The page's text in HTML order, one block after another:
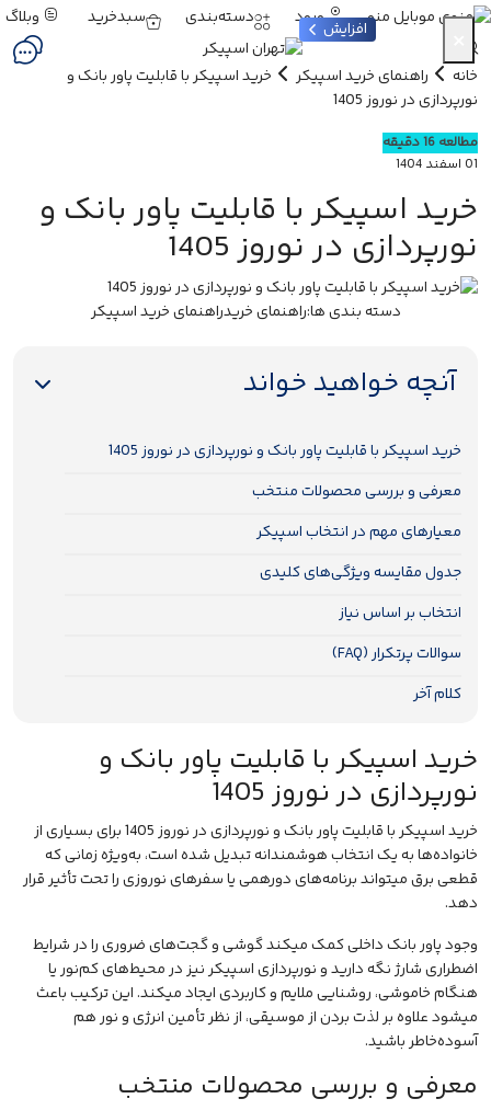
منو ورود دسته‌بندی سبدخرید وبلاگ
خانه راهنمای خرید اسپیکر
خرید اسپیکر با قابلیت پاور بانک و
نورپردازی در نوروز 1405
مطالعه 16 دقیقه
01 اسفند 1404
خرید اسپیکر با قابلیت پاور بانک و
نورپردازی در نوروز 1405
دسته بندی ها:راهنمای خریدراهنمای خرید اسپیکر
آنچه خواهید خواند
خرید اسپیکر با قابلیت پاور بانک و نورپردازی در نوروز 1405
معرفی و بررسی محصولات منتخب
معیارهای مهم در انتخاب اسپیکر
جدول مقایسه ویژگی‌های کلیدی
انتخاب بر اساس نیاز
سوالات پرتکرار (FAQ)
کلام آخر
خرید اسپیکر با قابلیت پاور بانک و
نورپردازی در نوروز 1405
خرید اسپیکربا قابلیتپاور بانکونورپردازی
در نوروز 1405 برای بسیاری از
خانواده‌ها به یک انتخاب هوشمندانه تبدیل شده است، به‌ویژه زمانی که
قطعی برق میتواند برنامه‌های دورهمی یا سفرهای نوروزی را تحت تأثیر قرار
دهد.
وجود پاور بانک داخلی کمک میکند گوشی و گجت‌های ضروری را در شرایط
اضطراری شارژ نگه دارید و نورپردازی اسپیکر نیز در محیط‌های کم‌نور یا
هنگام خاموشی، روشنایی ملایم و کاربردی ایجاد میکند. این ترکیب باعث
میشود علاوه بر لذت بردن ازموسیقی، از نظر تأمین انرژی و نور هم
آسوده‌خاطر باشید.
معرفی و بررسی محصولات منتخب
افزایش